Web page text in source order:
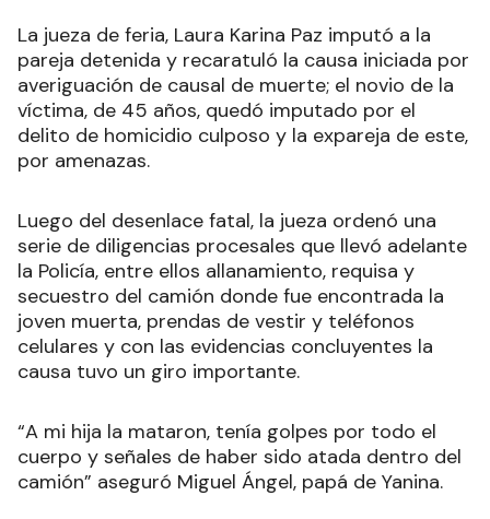
La jueza de feria, Laura Karina Paz imputó a la
pareja detenida y recaratuló la causa iniciada por
averiguación de causal de muerte; el novio de la
víctima, de 45 años, quedó imputado por el
delito de homicidio culposo y la expareja de este,
por amenazas.
Luego del desenlace fatal, la jueza ordenó una
serie de diligencias procesales que llevó adelante
la Policía, entre ellos allanamiento, requisa y
secuestro del camión donde fue encontrada la
joven muerta, prendas de vestir y teléfonos
celulares y con las evidencias concluyentes la
causa tuvo un giro importante.
“A mi hija la mataron, tenía golpes por todo el
cuerpo y señales de haber sido atada dentro del
camión” aseguró Miguel Ángel, papá de Yanina.